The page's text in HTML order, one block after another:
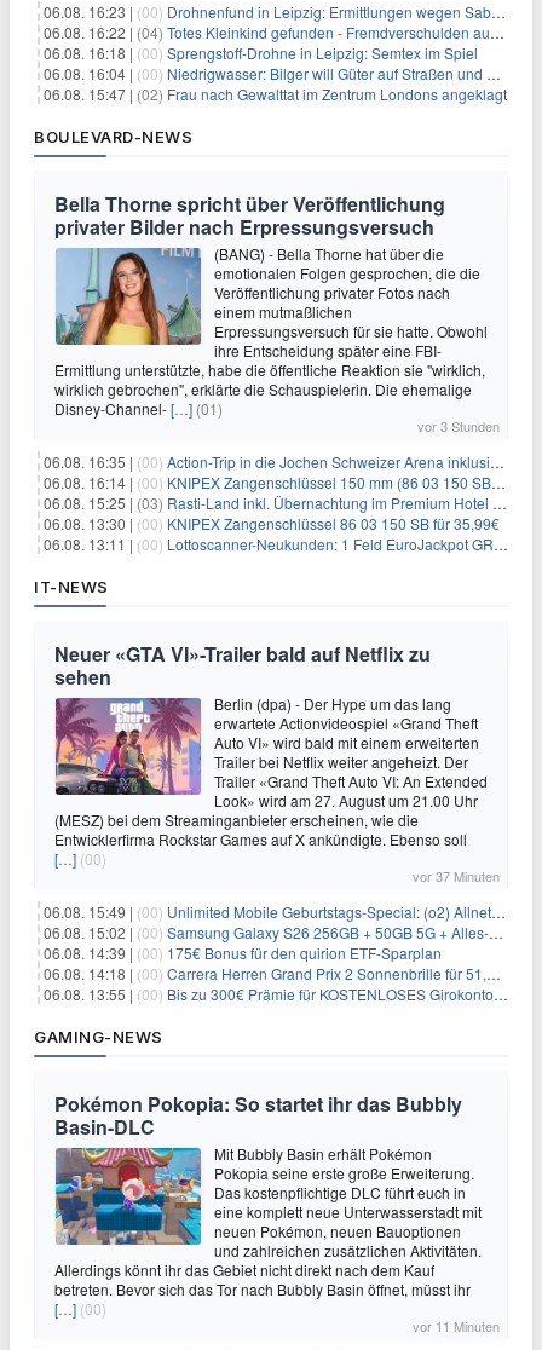
06.08. 16:23 | (00) Drohnenfund in Leipzig: Ermittlungen wegen Sabotage und Spionage
06.08. 16:22 | (04) Totes Kleinkind gefunden - Fremdverschulden ausgeschlossen
06.08. 16:18 | (00) Sprengstoff-Drohne in Leipzig: Semtex im Spiel
06.08. 16:04 | (00) Niedrigwasser: Bilger will Güter auf Straßen und Schienen bringen
06.08. 15:47 | (02) Frau nach Gewalttat im Zentrum Londons angeklagt
BOULEVARD-NEWS
Bella Thorne spricht über Veröffentlichung
privater Bilder nach Erpressungsversuch
(BANG) - Bella Thorne hat über die
emotionalen Folgen gesprochen, die die
Veröffentlichung privater Fotos nach
einem mutmaßlichen
Erpressungsversuch für sie hatte. Obwohl
ihre Entscheidung später eine FBI-
Ermittlung unterstützte, habe die öffentliche Reaktion sie "wirklich,
wirklich gebrochen", erklärte die Schauspielerin. Die ehemalige
Disney-Channel-[…] (01)
vor 3 Stunden
06.08. 16:35 | (00) Action-Trip in die Jochen Schweizer Arena inklusive Premium Hotel und Frühstück ab 59€ p.P.
06.08. 16:14 | (00) KNIPEX Zangenschlüssel 150 mm (86 03 150 SB) für 35,99€
06.08. 15:25 | (03) Rasti-Land inkl. Übernachtung im Premium Hotel ab 69€ p.P.
06.08. 13:30 | (00) KNIPEX Zangenschlüssel 86 03 150 SB für 35,99€
06.08. 13:11 | (00) Lottoscanner-Neukunden: 1 Feld EuroJackpot GRATIS spielen
IT-NEWS
Neuer «GTA VI»-Trailer bald auf Netflix zu
sehen
Berlin (dpa) - Der Hype um das lang
erwartete Actionvideospiel «Grand Theft
Auto VI» wird bald mit einem erweiterten
Trailer bei Netflix weiter angeheizt. Der
Trailer «Grand Theft Auto VI: An Extended
Look» wird am 27. August um 21.00 Uhr
(MESZ) bei dem Streaminganbieter erscheinen, wie die
Entwicklerfirma Rockstar Games auf X ankündigte. Ebenso soll
[…] (00)
vor 37 Minuten
06.08. 15:49 | (00) Unlimited Mobile Geburtstags-Special: (o2) Allnet-Flats ab 14,99€/Monat
06.08. 15:02 | (00) Samsung Galaxy S26 256GB + 50GB 5G + Alles-Flat im Vodafone-Netz für 19,99€/Monat – eff. 0,20€/Monat
06.08. 14:39 | (00) 175€ Bonus für den quirion ETF-Sparplan
06.08. 14:18 | (00) Carrera Herren Grand Prix 2 Sonnenbrille für 51,55€
06.08. 13:55 | (00) Bis zu 300€ Prämie für KOSTENLOSES Girokonto bei der Santander – 50€ schon nach 1 Woche!
GAMING-NEWS
Pokémon Pokopia: So startet ihr das Bubbly
Basin-DLC
Mit Bubbly Basin erhält Pokémon
Pokopia seine erste große Erweiterung.
Das kostenpflichtige DLC führt euch in
eine komplett neue Unterwasserstadt mit
neuen Pokémon, neuen Bauoptionen
und zahlreichen zusätzlichen Aktivitäten.
Allerdings könnt ihr das Gebiet nicht direkt nach dem Kauf
betreten. Bevor sich das Tor nach Bubbly Basin öffnet, müsst ihr
[…] (00)
vor 11 Minuten